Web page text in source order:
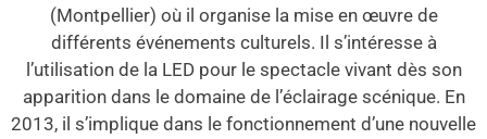
(Montpellier) où il organise la mise en œuvre de
différents événements culturels. Il s’intéresse à
l’utilisation de la LED pour le spectacle vivant dès son
apparition dans le domaine de l’éclairage scénique. En
2013, il s’implique dans le fonctionnement d’une nouvelle